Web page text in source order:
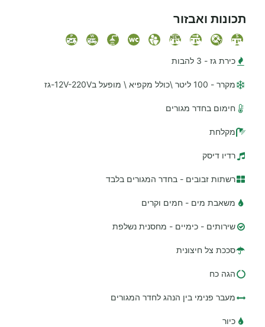
תכונות ואבזור
כירת גז - 3 להבות
מקרר - 100 ליטר \כולל מקפיא \ מופעל ב12V-220V-גז
חימום בחדר מגורים
מקלחת
רדיו דיסק
רשתות זבובים - בחדר המגורים בלבד
משאבת מים - חמים וקרים
שירותים - כימיים - מחסנית נשלפת
סככת צל חיצונית
הגה כח
מעבר פנימי בין הנהג לחדר המגורים
כיור